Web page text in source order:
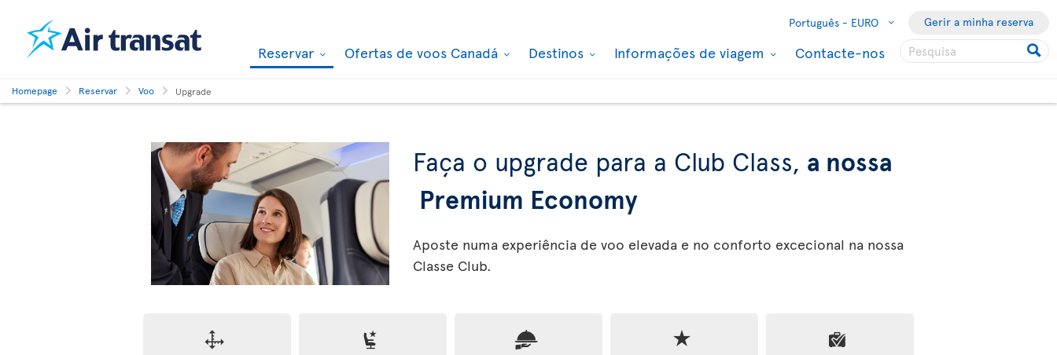
Português - EURO Gerir a minha reserva
Reservar Ofertas de voos Canadá Destinos Informações de viagem Contacte-nos
Homepage Reservar Voo Upgrade
Faça o upgrade para a Club Class, a nossa
Premium Economy
Aposte numa experiência de voo elevada e no conforto excecional na nossa
Classe Club.